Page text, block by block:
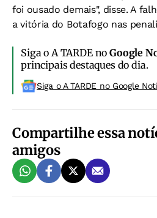
foi ousado demais", disse. A
a vitória do Botafogo nas
Siga o A TARDE noGoogle
principais destaques do dia.
Siga o A TARDE no Google
Compartilhe essa
amigos